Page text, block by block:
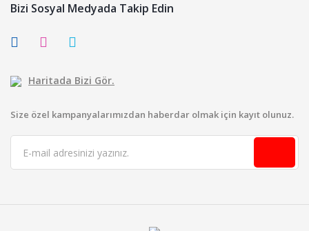
Bizi Sosyal Medyada Takip Edin
Haritada Bizi Gör.
Size özel kampanyalarımızdan haberdar olmak için kayıt olunuz.